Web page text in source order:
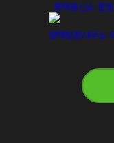
평택흥신소 합
평택탐정사무소